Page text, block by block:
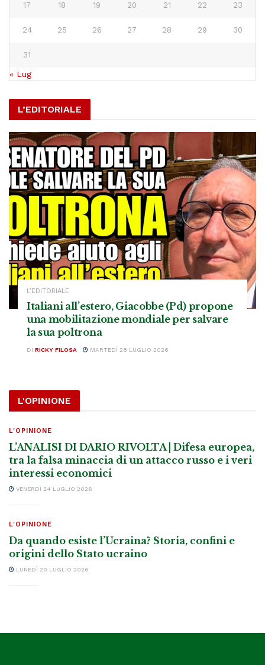
17 18 19 20 21 22 23
24 25 26 27 28 29 30
31
« Lug
L’EDITORIALE
L’EDITORIALE
Italiani all’estero, Giacobbe (Pd) propone
una mobilitazione mondiale per salvare
la sua poltrona
DI RICKY FILOSA MARTEDÌ 28 LUGLIO 2026
L'OPINIONE
L'OPINIONE
L’ANALISI DI DARIO RIVOLTA | Difesa europea,
tra la falsa minaccia di un attacco russo e i veri
interessi economici
VENERDÌ 24 LUGLIO 2026
L'OPINIONE
Da quando esiste l’Ucraina? Storia, confini e
origini dello Stato ucraino
LUNEDÌ 20 LUGLIO 2026